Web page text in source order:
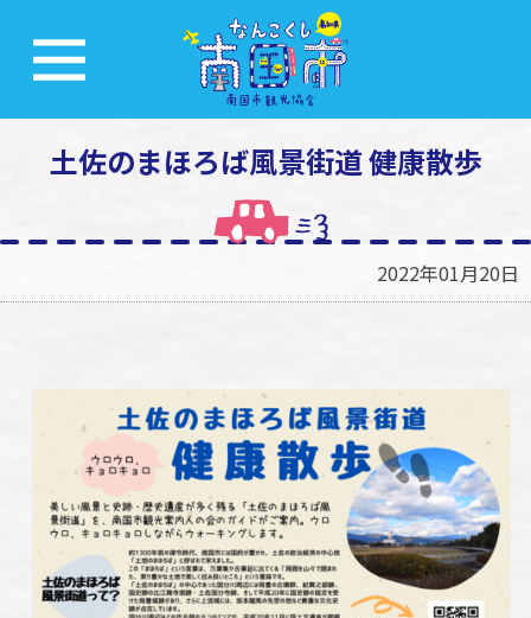
土佐のまほろば風景街道 健康散歩
2022年01月20日